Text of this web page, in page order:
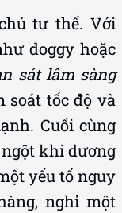
tư thế. Với
doggy hoặc
sát lâm sàng
soát tốc độ và
Cuối cùng
khi dương
yếu tố nguy
nghỉ một